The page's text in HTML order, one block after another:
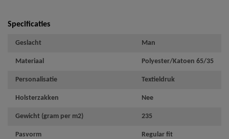
Specificaties
Geslacht Man
Materiaal Polyester/Katoen 65/35
Personalisatie Textieldruk
Holsterzakken Nee
Gewicht (gram per m2) 235
Pasvorm Regular fit